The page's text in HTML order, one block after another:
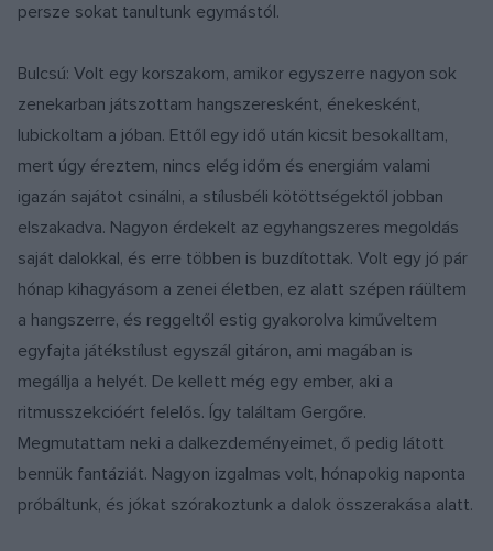
persze sokat tanultunk egymástól.
Bulcsú: Volt egy korszakom, amikor egyszerre nagyon sok
zenekarban játszottam hangszeresként, énekesként,
lubickoltam a jóban. Ettől egy idő után kicsit besokalltam,
mert úgy éreztem, nincs elég időm és energiám valami
igazán sajátot csinálni, a stílusbéli kötöttségektől jobban
elszakadva. Nagyon érdekelt az egyhangszeres megoldás
saját dalokkal, és erre többen is buzdítottak. Volt egy jó pár
hónap kihagyásom a zenei életben, ez alatt szépen ráültem
a hangszerre, és reggeltől estig gyakorolva kiműveltem
egyfajta játékstílust egyszál gitáron, ami magában is
megállja a helyét. De kellett még egy ember, aki a
ritmusszekcióért felelős. Így találtam Gergőre.
Megmutattam neki a dalkezdeményeimet, ő pedig látott
bennük fantáziát. Nagyon izgalmas volt, hónapokig naponta
próbáltunk, és jókat szórakoztunk a dalok összerakása alatt.